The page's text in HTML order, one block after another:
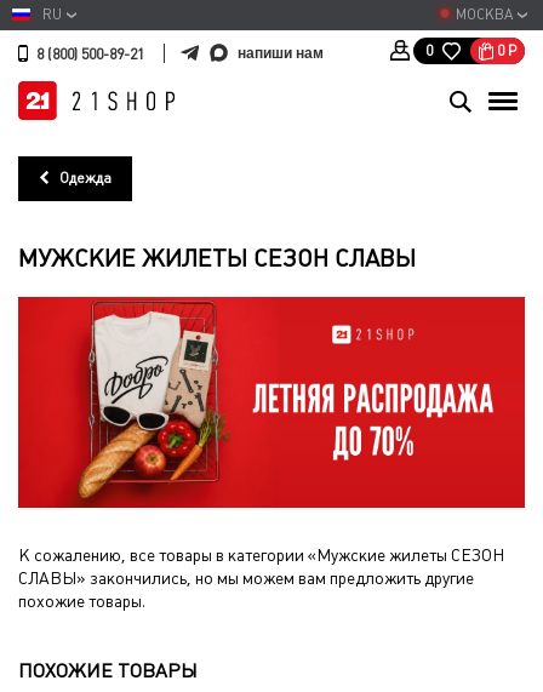
МОСКВА
RU
8 (800) 500-89-21 напиши нам 0 0 Р
Одежда
МУЖСКИЕ ЖИЛЕТЫ СЕЗОН СЛАВЫ
К сожалению, все товары в категории «Мужские жилеты СЕЗОН
СЛАВЫ» закончились, но мы можем вам предложить другие
похожие товары.
ПОХОЖИЕ ТОВАРЫ